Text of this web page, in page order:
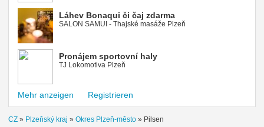
Láhev Bonaqui či čaj zdarma
SALON SAMUI - Thajské masáže Plzeň
Pronájem sportovní haly
TJ Lokomotiva Plzeň
Mehr anzeigen Registrieren
CZ » Plzeňský kraj » Okres Plzeň-město » Pilsen